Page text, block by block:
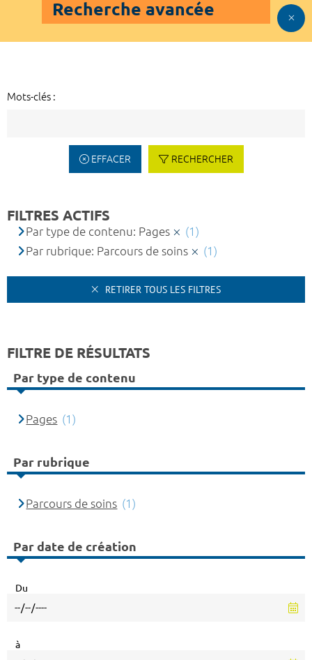
Recherche avancée
Mots-clés :
EFFACER RECHERCHER
FILTRES ACTIFS
Par type de contenu: Pages
(1)
Par rubrique: Parcours de soins
(1)
RETIRER TOUS LES FILTRES
FILTRE DE RÉSULTATS
Par type de contenu
Pages (1)
Par rubrique
Parcours de soins (1)
Par date de création
Du
à